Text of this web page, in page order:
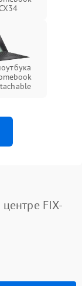
FIX-